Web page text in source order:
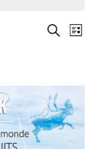
de
vues
Recherche
Liste